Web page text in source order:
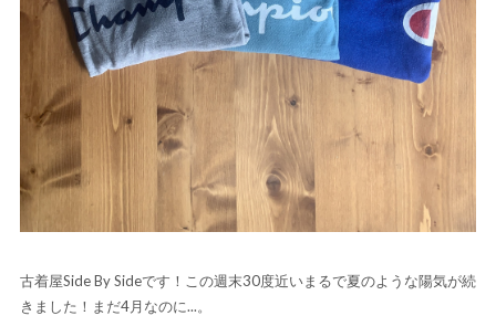
古着屋Side By Sideです！この週末30度近いまるで夏のような陽気が続
きました！まだ4月なのに...。